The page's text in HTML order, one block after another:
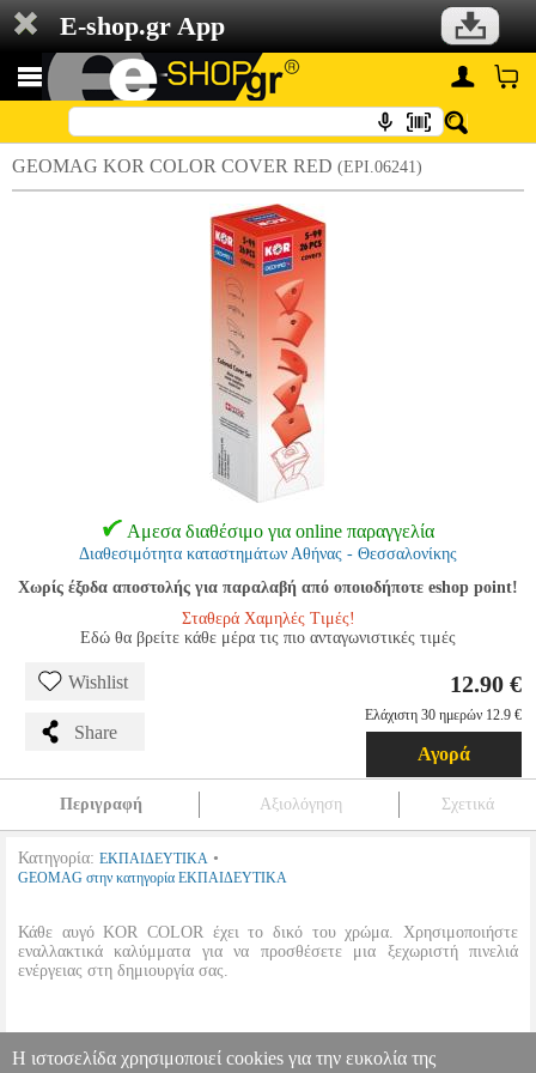
E-shop.gr App
GEOMAG KOR COLOR COVER RED (EPI.06241)
Αμεσα διαθέσιμο για online παραγγελία
Διαθεσιμότητα καταστημάτων Αθήνας - Θεσσαλονίκης
Χωρίς έξοδα αποστολής για παραλαβή από οποιοδήποτε eshop point!
Σταθερά Χαμηλές Τιμές!
Εδώ θα βρείτε κάθε μέρα τις πιο ανταγωνιστικές τιμές
Wishlist
Share
12.90 €
Ελάχιστη 30 ημερών 12.9 €
Αγορά
Περιγραφή Αξιολόγηση Σχετικά
Κατηγορία: ΕΚΠΑΙΔΕΥΤΙΚΑ •
GEOMAG στην κατηγορία ΕΚΠΑΙΔΕΥΤΙΚΑ
Κάθε αυγό KOR COLOR έχει το δικό του χρώμα. Χρησιμοποιήστε
εναλλακτικά καλύμματα για να προσθέσετε μια ξεχωριστή πινελιά
ενέργειας στη δημιουργία σας.
• Κομμάτια:26
Η ιστοσελίδα χρησιμοποιεί cookies για την ευκολία της